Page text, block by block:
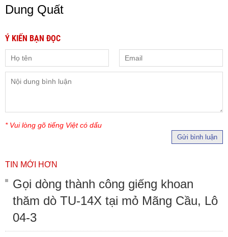
Dung Quất
Ý KIẾN BẠN ĐỌC
* Vui lòng gõ tiếng Việt có dấu
Gửi bình luận
TIN MỚI HƠN
Gọi dòng thành công giếng khoan
thăm dò TU-14X tại mỏ Mãng Cầu, Lô
04-3